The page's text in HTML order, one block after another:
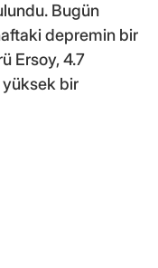
Bugün
depremin bir
Ersoy, 4.7
yüksek bir